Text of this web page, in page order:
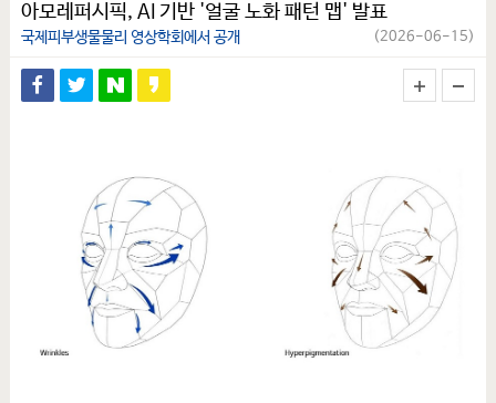
아모레퍼시픽, AI 기반 '얼굴 노화 패턴 맵' 발표
국제피부생물물리 영상학회에서 공개 (2026-06-15)